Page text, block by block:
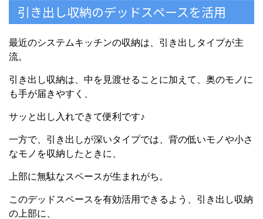
引き出し収納のデッドスペースを活用
最近のシステムキッチンの収納は、引き出しタイプが主
流。
引き出し収納は、中を見渡せることに加えて、奥のモノに
も手が届きやすく、
サッと出し入れできて便利です♪
一方で、引き出しが深いタイプでは、背の低いモノや小さ
なモノを収納したときに、
上部に無駄なスペースが生まれがち。
このデッドスペースを有効活用できるよう、引き出し収納
の上部に、